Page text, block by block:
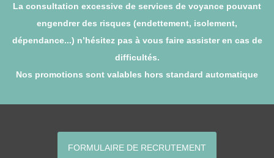
La consultation excessive de services de voyance pouvant
engendrer des risques (endettement, isolement,
dépendance...) n’hésitez pas à vous faire assister en cas de
difficultés.
Nos promotions sont valables hors standard automatique
FORMULAIRE DE RECRUTEMENT